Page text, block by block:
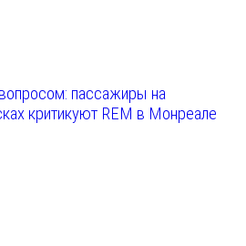
пассажиры на
критикуют REM в Монреале